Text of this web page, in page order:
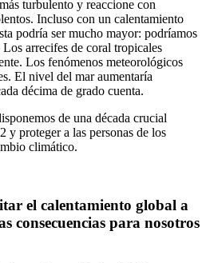
turbulento y reaccione con
Incluso con un calentamiento
podría ser mucho mayor: podríamos
arrecifes de coral tropicales
Los fenómenos meteorológicos
El nivel del mar aumentaría
décima de grado cuenta.
de una década crucial
y proteger a las personas de los
climático.
el calentamiento global a
consecuencias para nosotros